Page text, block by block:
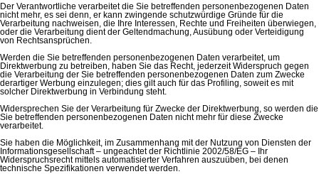
Der Verantwortliche verarbeitet die Sie betreffenden personenbezogenen Daten
nicht mehr, es sei denn, er kann zwingende schutzwürdige Gründe für die
Verarbeitung nachweisen, die Ihre Interessen, Rechte und Freiheiten überwiegen,
oder die Verarbeitung dient der Geltendmachung, Ausübung oder Verteidigung
von Rechtsansprüchen.
Werden die Sie betreffenden personenbezogenen Daten verarbeitet, um
Direktwerbung zu betreiben, haben Sie das Recht, jederzeit Widerspruch gegen
die Verarbeitung der Sie betreffenden personenbezogenen Daten zum Zwecke
derartiger Werbung einzulegen; dies gilt auch für das Profiling, soweit es mit
solcher Direktwerbung in Verbindung steht.
Widersprechen Sie der Verarbeitung für Zwecke der Direktwerbung, so werden die
Sie betreffenden personenbezogenen Daten nicht mehr für diese Zwecke
verarbeitet.
Sie haben die Möglichkeit, im Zusammenhang mit der Nutzung von Diensten der
Informationsgesellschaft – ungeachtet der Richtlinie 2002/58/EG – Ihr
Widerspruchsrecht mittels automatisierter Verfahren auszuüben, bei denen
technische Spezifikationen verwendet werden.